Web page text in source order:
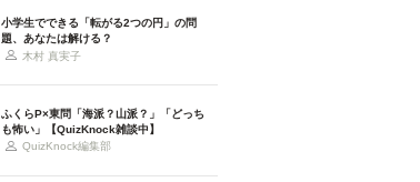
小学生でできる「転がる2つの円」の問
題、あなたは解ける？
木村 真実子
ふくらP×東問「海派？山派？」「どっち
も怖い」【QuizKnock雑談中】
QuizKnock編集部